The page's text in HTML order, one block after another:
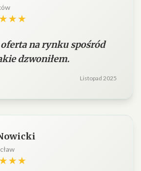
na rynku spośród
dzwoniłem.
Listopad 2025